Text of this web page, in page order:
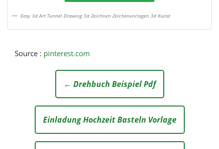
Easy 3d Art Tunnel Drawing 3d Zeichnen Zeichenvorlagen 3d Kunst
Source : pinterest.com
← Drehbuch Beispiel Pdf
Einladung Hochzeit Basteln Vorlage